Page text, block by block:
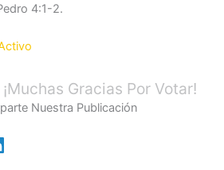
4:1-2.
¡Muchas Gracias Por Votar!
Nuestra Publicación